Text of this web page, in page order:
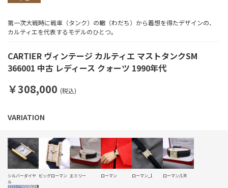
CARTIER ヴィンテージ カルティエ マストタンクSM
366001 中古 レディース クォーツ 1990年代
第一次大戦時に戦車（タンク）の轍（わだち）から着想を得たデザインの、
カルティエを代表するモデルのひとつ。
￥308,000 (税込)
シルバーダイヤ
ル
ビッグローマン エミリー ローマン ローマン_1 ローマン/LM